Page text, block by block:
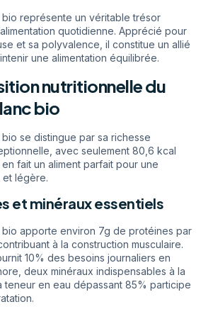
représente un véritable trésor
quotidienne. Apprécié pour
et sa polyvalence, il constitue un allié
une alimentation équilibrée.
nutritionnelle du
bio
se distingue par sa richesse
avec seulement 80,6 kcal
fait un aliment parfait pour une
et légère.
et minéraux essentiels
apporte environ 7g de protéines par
à la construction musculaire.
10% des besoins journaliers en
deux minéraux indispensables à la
teneur en eau dépassant 85% participe